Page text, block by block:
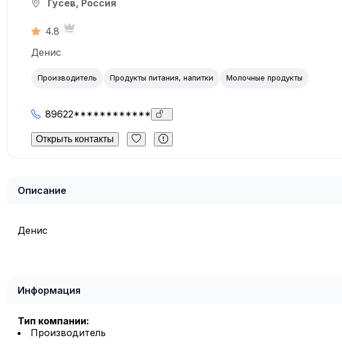
Гусев, Россия
4.8
Денис
Производитель Продукты питания, напитки Молочные продукты
89622************
Открыть контакты
Описание
Денис
Информация
Тип компании:
Производитель